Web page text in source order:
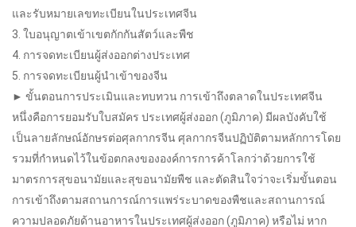
และรับหมายเลขทะเบียนในประเทศจีน
3. ใบอนุญาตเข้าเขตกักกันสัตว์และพืช
4. การจดทะเบียนผู้ส่งออกต่างประเทศ
5. การจดทะเบียนผู้นำเข้าของจีน
► ขั้นตอนการประเมินและทบทวน การเข้าถึงตลาดในประเทศจีน
หนึ่งคือการยอมรับใบสมัคร ประเทศผู้ส่งออก (ภูมิภาค) มีผลบังคับใช้
เป็นลายลักษณ์อักษรต่อศุลกากรจีน ศุลกากรจีนปฏิบัติตามหลักการโดย
รวมที่กำหนดไว้ในข้อตกลงขององค์การการค้าโลกว่าด้วยการใช้
มาตรการสุขอนามัยและสุขอนามัยพืช และตัดสินใจว่าจะเริ่มขั้นตอน
การเข้าถึงตามสถานการณ์การแพร่ระบาดของพืชและสถานการณ์
ความปลอดภัยด้านอาหารในประเทศผู้ส่งออก (ภูมิภาค) หรือไม่ หาก